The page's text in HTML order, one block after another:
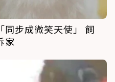
同步成微笑天使」 飼
家